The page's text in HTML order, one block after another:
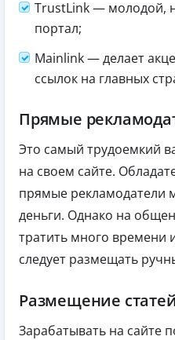
TrustLink — молодой,
портал;
Mainlink — делает
ссылок на главных
Прямые
Это самый трудоемкий
на своем сайте.
прямые рекламодатели
деньги. Однако на
тратить много времени
следует размещать
Размещение статей
Зарабатывать на сайте